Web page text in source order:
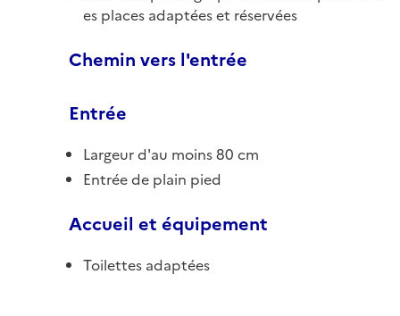
es places adaptées et réservées
Chemin vers l'entrée
Entrée
Largeur d'au moins 80 cm
Entrée de plain pied
Accueil et équipement
Toilettes adaptées